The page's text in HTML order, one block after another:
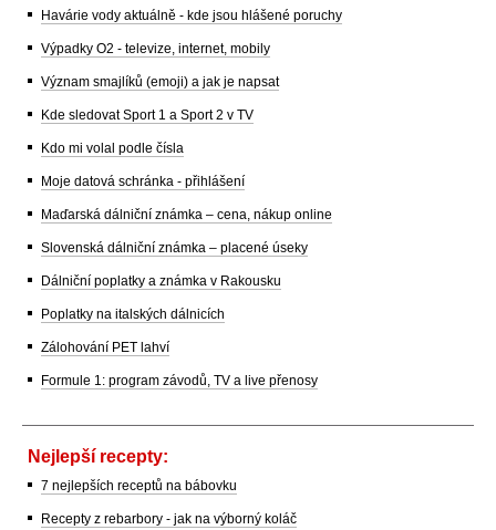
Havárie vody aktuálně - kde jsou hlášené poruchy
Výpadky O2 - televize, internet, mobily
Význam smajlíků (emoji) a jak je napsat
Kde sledovat Sport 1 a Sport 2 v TV
Kdo mi volal podle čísla
Moje datová schránka - přihlášení
Maďarská dálniční známka – cena, nákup online
Slovenská dálniční známka – placené úseky
Dálniční poplatky a známka v Rakousku
Poplatky na italských dálnicích
Zálohování PET lahví
Formule 1: program závodů, TV a live přenosy
Nejlepší recepty:
7 nejlepších receptů na bábovku
Recepty z rebarbory - jak na výborný koláč